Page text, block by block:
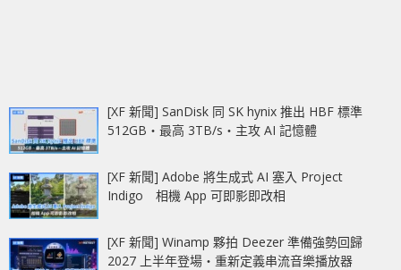
[XF 新聞] SanDisk 同 SK hynix 推出 HBF 標準
512GB‧最高 3TB/s‧主攻 AI 記憶體
[XF 新聞] Adobe 將生成式 AI 塞入 Project
Indigo 相機 App 可即影即改相
[XF 新聞] Winamp 夥拍 Deezer 準備強勢回歸
2027 上半年登場‧重新定義串流音樂播放器